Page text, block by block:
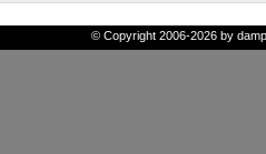
© Copyright 2006-2026 by